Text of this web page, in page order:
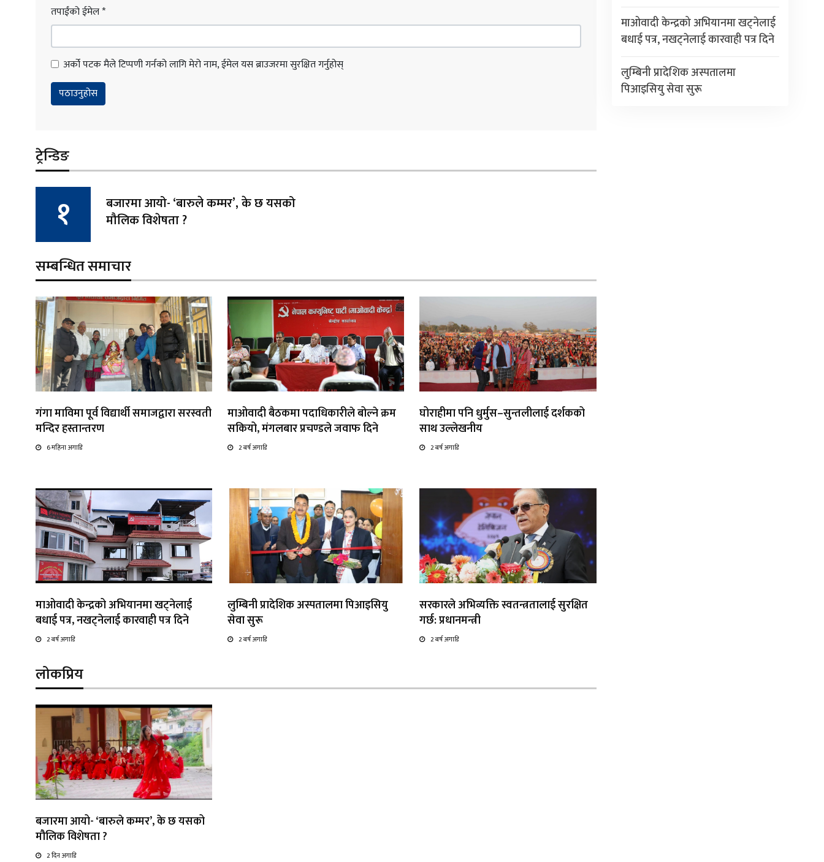
तपाईंको ईमेल*
अर्को पटक मैले टिप्पणी गर्नको लागि मेरो नाम, ईमेल यस ब्राउजरमा सुरक्षित गर्नुहोस्
ट्रेन्डिङ
बजारमा आयो- ‘बारुले कम्मर’, के छ यसको
मौलिक विशेषता ?
सम्बन्धित समाचार
गंगा माविमा पूर्व विद्यार्थी समाजद्वारा सरस्वती
मन्दिर हस्तान्तरण
6 महिना अगाडि
माओवादी बैठकमा पदाधिकारीले बोल्ने क्रम
सकियो, मंगलबार प्रचण्डले जवाफ दिने
2 बर्ष अगाडि
घोराहीमा पनि धुर्मुस–सुन्तलीलाई दर्शकको
साथ उल्लेखनीय
2 बर्ष अगाडि
माओवादी केन्द्रको अभियानमा खट्नेलाई
बधाई पत्र, नखट्नेलाई कारवाही पत्र दिने
2 बर्ष अगाडि
लुम्बिनी प्रादेशिक अस्पतालमा पिआइसियु
सेवा सुरू
2 बर्ष अगाडि
सरकारले अभिव्यक्ति स्वतन्त्रतालाई सुरक्षित
गर्छ: प्रधानमन्त्री
2 बर्ष अगाडि
लोकप्रिय
बजारमा आयो- ‘बारुले कम्मर’, के छ यसको
मौलिक विशेषता ?
2 दिन अगाडि
माओवादी केन्द्रको अभियानमा खट्नेलाई
बधाई पत्र, नखट्नेलाई कारवाही पत्र दिने
लुम्बिनी प्रादेशिक अस्पतालमा
पिआइसियु सेवा सुरू